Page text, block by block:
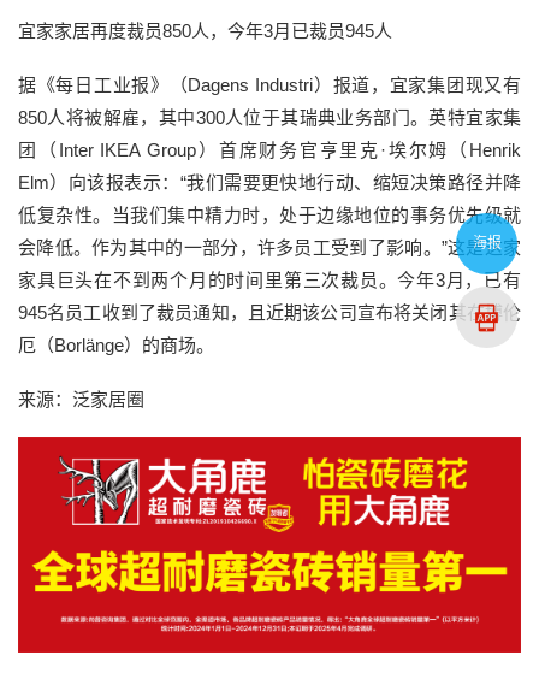
宜家家居再度裁员850人，今年3月已裁员945人
据《每日工业报》（Dagens Industri）报道，宜家集团现又有
850人将被解雇，其中300人位于其瑞典业务部门。英特宜家集
团（Inter IKEA Group）首席财务官亨里克·埃尔姆（Henrik
Elm）向该报表示：“我们需要更快地行动、缩短决策路径并降
低复杂性。当我们集中精力时，处于边缘地位的事务优先级就
会降低。作为其中的一部分，许多员工受到了影响。”这是这家
家具巨头在不到两个月的时间里第三次裁员。今年3月，已有
945名员工收到了裁员通知，且近期该公司宣布将关闭其在博伦
厄（Borlänge）的商场。
来源：泛家居圈
海报